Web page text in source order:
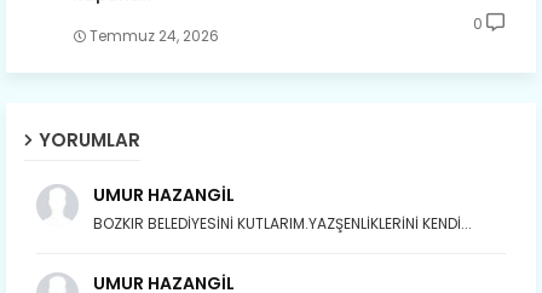
Temmuz 24, 2026
0
YORUMLAR
UMUR HAZANGİL
BOZKIR BELEDİYESİNİ KUTLARIM.YAZŞENLİKLERİNİ KENDİ...
UMUR HAZANGİL